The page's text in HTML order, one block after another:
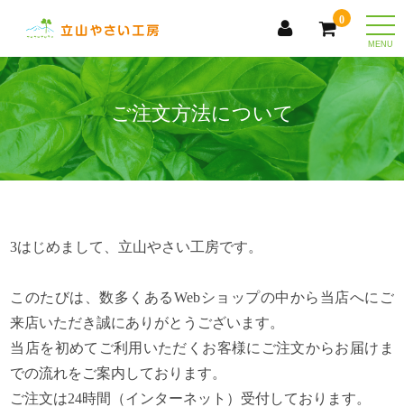
ご注文方法について
3はじめまして、立山やさい工房です。
このたびは、数多くあるWebショップの中から当店へにご
来店いただき誠にありがとうございます。
当店を初めてご利用いただくお客様にご注文からお届けま
での流れをご案内しております。
ご注文は24時間（インターネット）受付しております。
0